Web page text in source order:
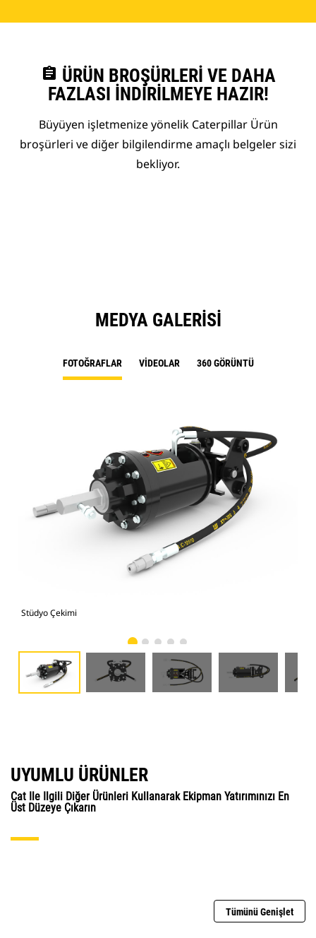
assignment ÜRÜN BROŞÜRLERI VE DAHA
FAZLASI İNDIRILMEYE HAZIR!
Büyüyen işletmenize yönelik Caterpillar Ürün
broşürleri ve diğer bilgilendirme amaçlı belgeler sizi
bekliyor.
MEDYA GALERISI
FOTOĞRAFLAR VIDEOLAR 360 GÖRÜNTÜ
Stüdyo Çekimi
UYUMLU ÜRÜNLER
Cat Ile Ilgili Diğer Ürünleri Kullanarak Ekipman Yatırımınızı En
Üst Düzeye Çıkarın
Tümünü Genişlet